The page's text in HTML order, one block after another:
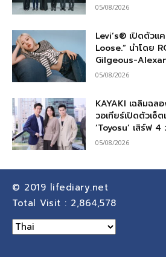
05/08/2026
Levi’s® เปิดตัว
Loose.” นำโดย
Gilgeous-
05/08/2026
KAYAKI เฉลิมฉล
วอเทียร์เปิดตัวเซ็ต
‘Toyosu’ เสิร์ฟ
05/08/2026
© 2019 lifediary.net
Total Visit : 2,864,578